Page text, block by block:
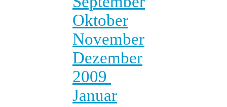
Oktober
November
Dezember
2009
Januar